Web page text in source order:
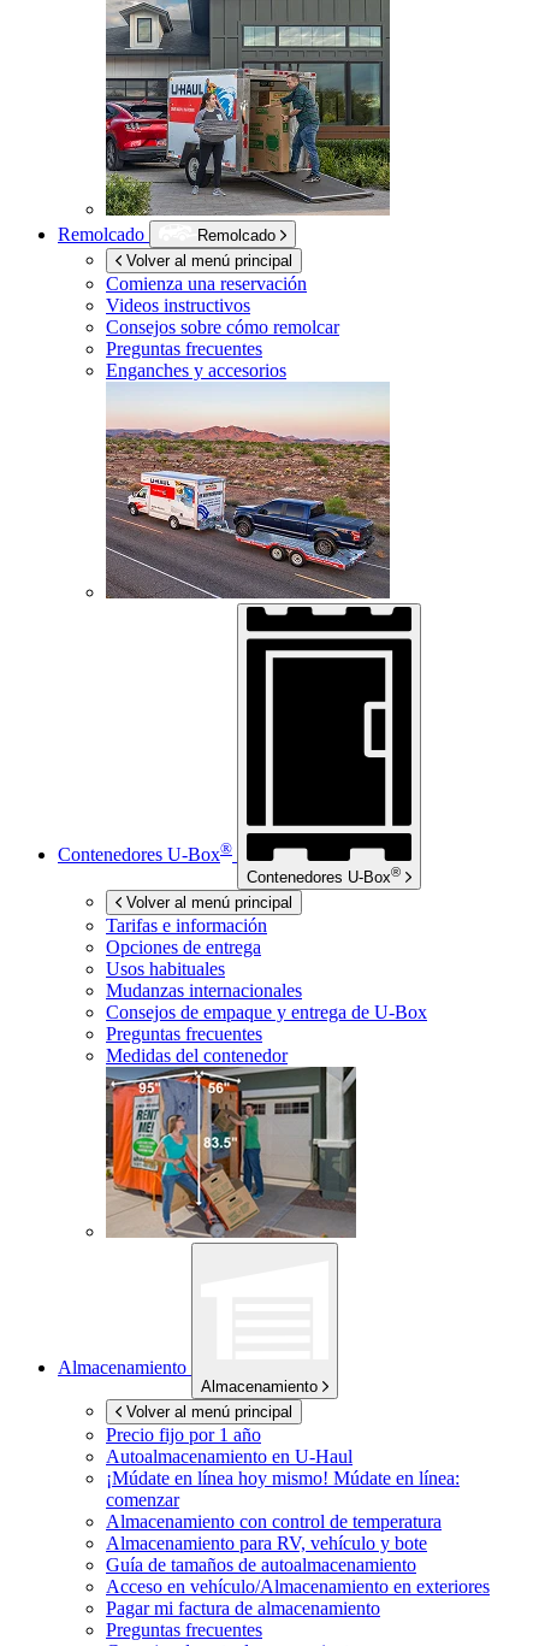
Remolcado
Remolcado
Volver al menú principal
Comienza una reservación
Videos instructivos
Consejos sobre cómo remolcar
Preguntas frecuentes
Enganches y accesorios
Contenedores U-Box®
Contenedores U-Box®
Volver al menú principal
Tarifas e información
Opciones de entrega
Usos habituales
Mudanzas internacionales
Consejos de empaque y entrega de U-Box
Preguntas frecuentes
Medidas del contenedor
Almacenamiento
Almacenamiento
Volver al menú principal
Precio fijo por 1 año
Autoalmacenamiento en U-Haul
¡Múdate en línea hoy mismo! Múdate en línea:
comenzar
Almacenamiento con control de temperatura
Almacenamiento para RV, vehículo y bote
Guía de tamaños de autoalmacenamiento
Acceso en vehículo/Almacenamiento en exteriores
Pagar mi factura de almacenamiento
Preguntas frecuentes